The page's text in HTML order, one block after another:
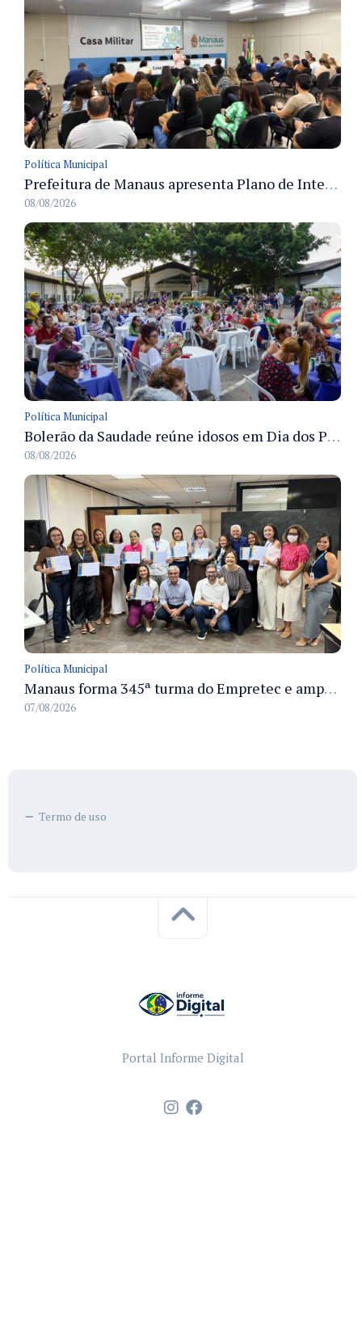
Política Municipal
Prefeitura de Manaus apresenta Plano de Integridade da CGM e qualifica servidores para governança e conformidade no biênio 2027-2028
08/08/2026
Política Municipal
Bolerão da Saudade reúne idosos em Dia dos Pais promovido pela Fundação Dr. Thomas em Manaus
08/08/2026
Política Municipal
Manaus forma 345ª turma do Empretec e amplia qualificação de empreendedores na cidade
07/08/2026
Termo de uso
Portal Informe Digital